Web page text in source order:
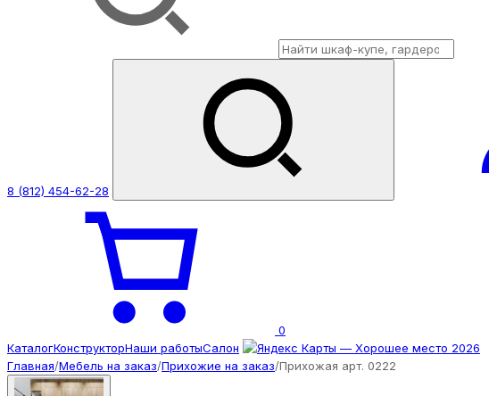
8 (812) 454-62-28
0
КаталогКонструкторНаши работыСалон
Главная/Мебель на заказ/Прихожие на заказ/Прихожая арт. 0222